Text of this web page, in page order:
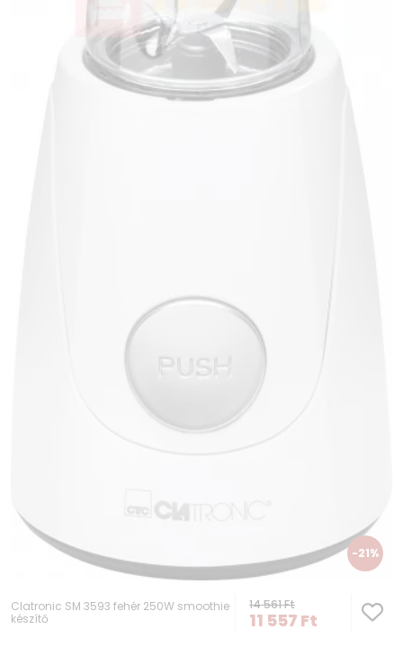
-21%
Clatronic SM 3593 fehér 250W smoothie
készítő
14 561Ft
11 557 Ft